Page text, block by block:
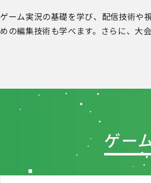
ゲーム実況の基礎を学び、配信技術や
めの編集技術も学べます。さらに、大
ゲー